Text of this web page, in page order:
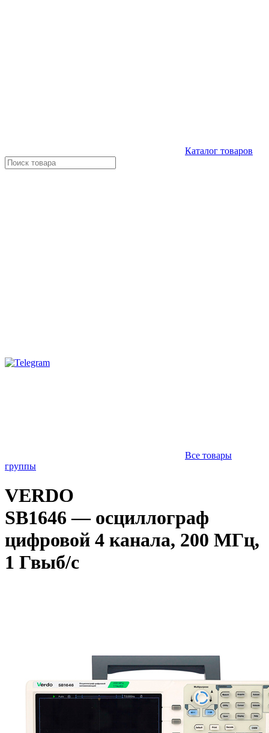
Каталог товаров
Все товары
группы
VERDO
SB1646 — осциллограф
цифровой 4 канала, 200 МГц,
1 Гвыб/с